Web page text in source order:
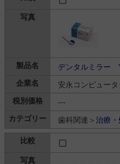
デンタルミラー
安永コンピュー
---
歯科関連＞ 治療・